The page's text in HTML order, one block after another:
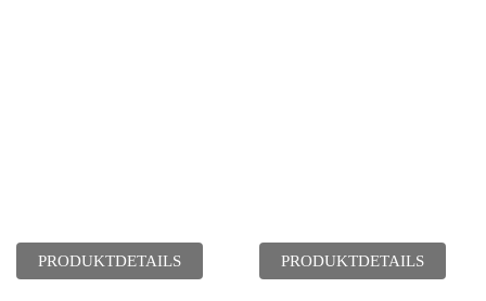
PRODUKTDETAILS PRODUKTDETAILS